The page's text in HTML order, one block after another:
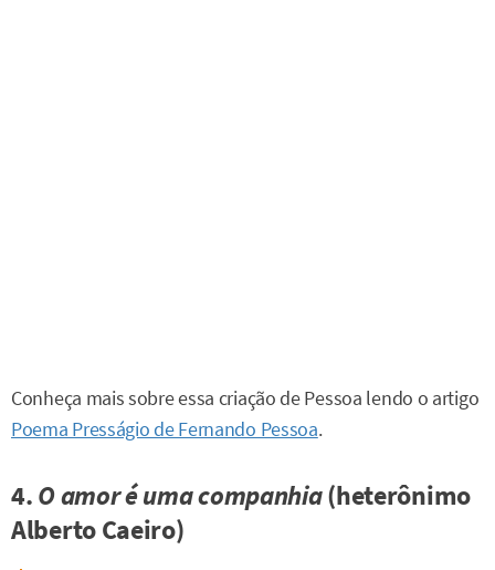
Conheça mais sobre essa criação de Pessoa lendo o artigo
Poema Presságio de Fernando Pessoa.
4.O amor é uma companhia(heterônimo
Alberto Caeiro)